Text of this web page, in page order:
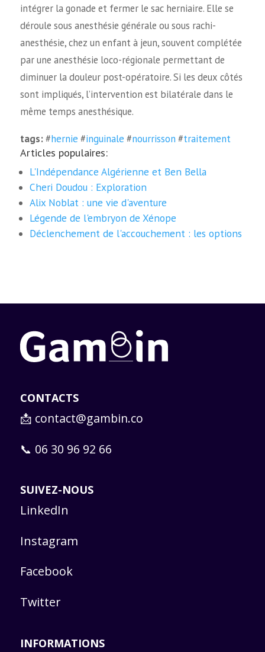
intégrer la gonade et fermer le sac herniaire. Elle se
déroule sous anesthésie générale ou sous rachi-
anesthésie, chez un enfant à jeun, souvent complétée
par une anesthésie loco-régionale permettant de
diminuer la douleur post-opératoire. Si les deux côtés
sont impliqués, l’intervention est bilatérale dans le
même temps anesthésique.
tags:#hernie #inguinale #nourrisson #traitement
Articles populaires:
L'Indépendance Algérienne et Ben Bella
Cheri Doudou : Exploration
Alix Noblat : une vie d'aventure
Légende de l'embryon de Xénope
Déclenchement de l'accouchement : les options
CONTACTS
📩 contact@gambin.co
📞 06 30 96 92 66
SUIVEZ-NOUS
LinkedIn
Instagram
Facebook
Twitter
INFORMATIONS